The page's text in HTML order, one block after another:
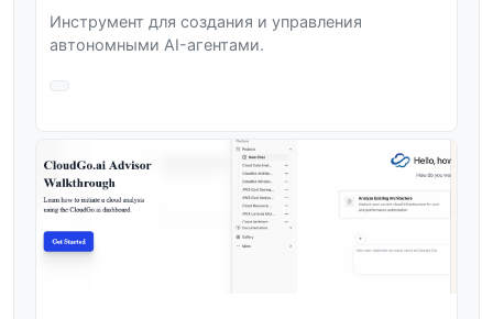
Инструмент для создания и управления
автономными AI-агентами.